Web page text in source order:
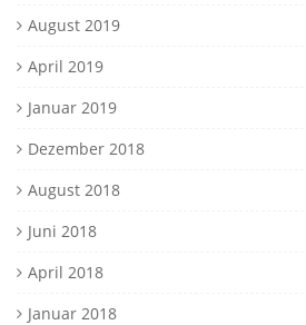
August 2019
April 2019
Januar 2019
Dezember 2018
August 2018
Juni 2018
April 2018
Januar 2018